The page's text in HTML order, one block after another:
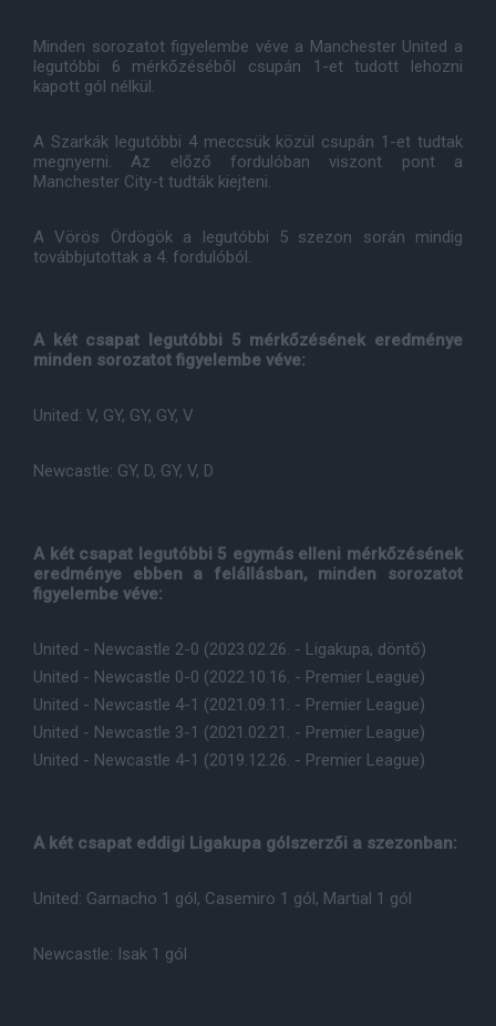
Minden sorozatot figyelembe véve a Manchester United a
legutóbbi 6 mérkőzéséből csupán 1-et tudott lehozni
kapott gól nélkül.
A Szarkák legutóbbi 4 meccsük közül csupán 1-et tudtak
megnyerni. Az előző fordulóban viszont pont a
Manchester City-t tudták kiejteni.
A Vörös Ördögök a legutóbbi 5 szezon során mindig
továbbjutottak a 4. fordulóból.
A két csapat legutóbbi 5 mérkőzésének eredménye
minden sorozatot figyelembe véve:
United: V, GY, GY, GY, V
Newcastle: GY, D, GY, V, D
A két csapat legutóbbi 5 egymás elleni mérkőzésének
eredménye ebben a felállásban, minden sorozatot
figyelembe véve:
United - Newcastle 2-0 (2023.02.26. - Ligakupa, döntő)
United - Newcastle 0-0 (2022.10.16. - Premier League)
United - Newcastle 4-1 (2021.09.11. - Premier League)
United - Newcastle 3-1 (2021.02.21. - Premier League)
United - Newcastle 4-1 (2019.12.26. - Premier League)
A két csapat eddigi Ligakupa gólszerzői a szezonban:
United: Garnacho 1 gól, Casemiro 1 gól, Martial 1 gól
Newcastle: Isak 1 gól